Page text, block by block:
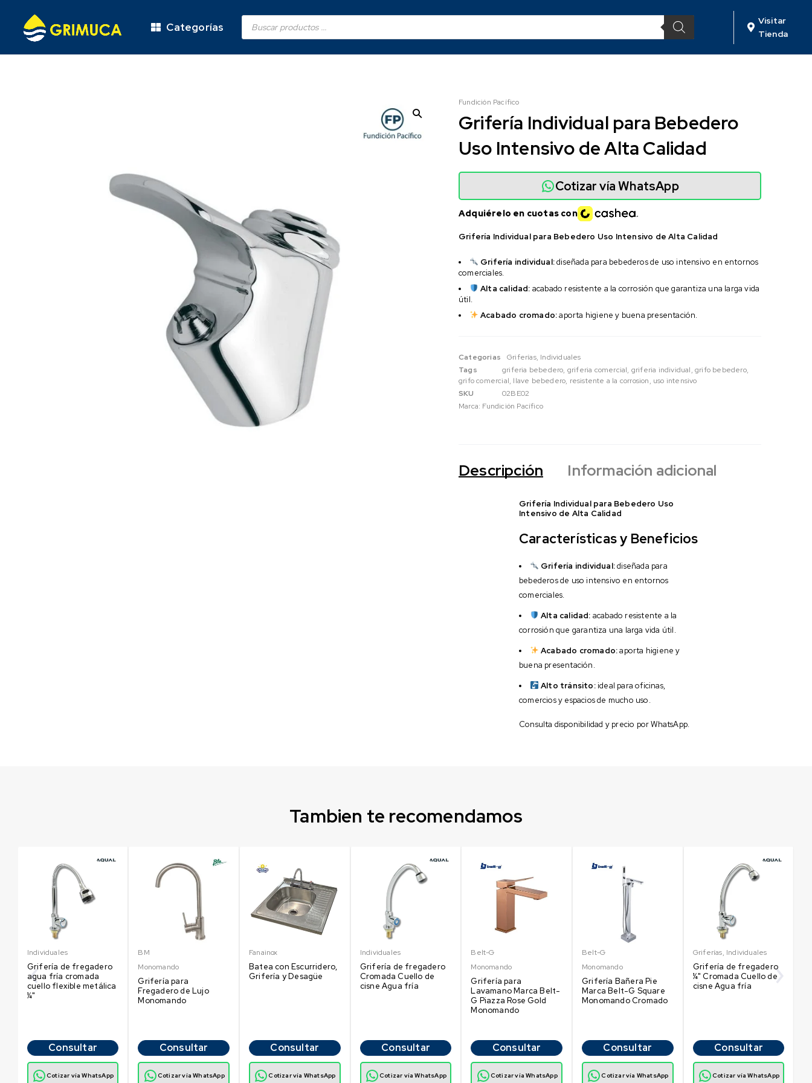
Categorías
Visitar
Tienda
Fundición Pacífico
Grifería Individual para Bebedero
Uso Intensivo de Alta Calidad
Grifería Individual para Bebedero Uso Intensivo de Alta Calidad
Grifería individual:diseñada para bebederos de uso intensivo en entornos
comerciales.
Alta calidad: acabado resistente a la corrosión que garantiza una larga vida
útil.
Acabado cromado:aporta higiene y buena presentación.
Cotizar vía WhatsApp
Adquiérelo en cuotas con
Categorias Griferías, Individuales
Tags
griferia bebedero, griferia comercial, griferia individual,grifo bebedero,
grifo comercial, llave bebedero, resistente a la corrosion, uso intensivo
SKU
02BE02
Marca: Fundición Pacífico
Descripción Información adicional
Grifería Individual para Bebedero Uso
Intensivo de Alta Calidad
Características y Beneficios
Grifería individual:diseñada para
bebederos de uso intensivo en entornos
comerciales.
Alta calidad: acabado resistente a la
corrosión que garantiza una larga vida útil.
Acabado cromado:aporta higiene y
buena presentación.
Alto tránsito:ideal para oficinas,
comercios y espacios de mucho uso.
Consulta disponibilidad y precio por WhatsApp.
Tambien te recomendamos
Individuales
Grifería de fregadero
agua fría cromada
cuello flexible metálica
¼"
Consultar
Cotizar vía WhatsApp
BM
Monomando
Grifería para
Fregadero de Lujo
Monomando
Consultar
Cotizar vía WhatsApp
Fanainox
Batea con Escurridero,
Grifería y Desagüe
Consultar
Cotizar vía WhatsApp
Individuales
Grifería de fregadero
Cromada Cuello de
cisne Agua fría
Consultar
Cotizar vía WhatsApp
Belt-G
Monomando
Grifería para
Lavamano Marca Belt-
G Piazza Rose Gold
Monomando
Consultar
Cotizar vía WhatsApp
Belt-G
Monomando
Grifería Bañera Pie
Marca Belt-G Square
Monomando Cromado
Consultar
Cotizar vía WhatsApp
Griferías, Individuales
Grifería de fregadero
¼" Cromada Cuello de
cisne Agua fría
Consultar
Cotizar vía WhatsApp